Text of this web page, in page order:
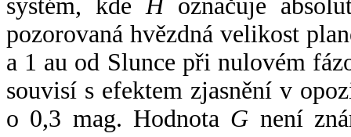
systém, kde Hoznačuje
pozorovaná hvězdná velikost
a 1 au od Slunce při nulovém
souvisí s efektem zjasnění v
o 0,3 mag. Hodnota G není